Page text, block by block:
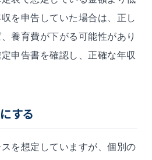
を申告していた場合は、正し
養育費が下がる可能性があり
申告書を確認し、正確な年収
する
を想定していますが、個別の